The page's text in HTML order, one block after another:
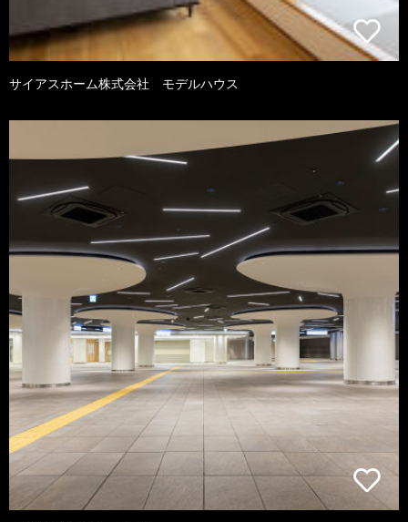
サイアスホーム株式会社 モデルハウス